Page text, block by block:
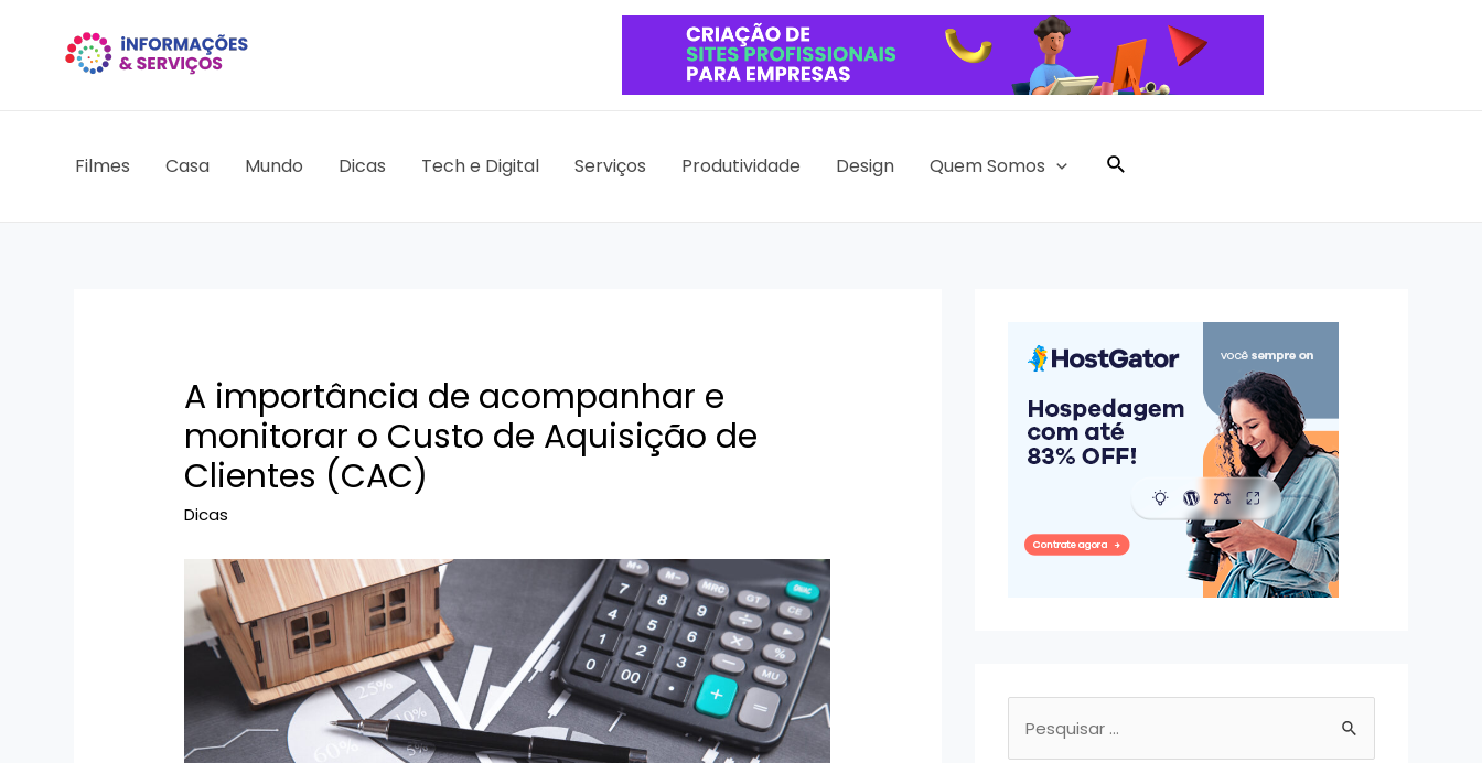
Filmes Casa Mundo Dicas Tech e Digital Serviços Produtividade Design Quem Somos Pesquisar
A importância de acompanhar e
monitorar o Custo de Aquisição de
Clientes (CAC)
Dicas